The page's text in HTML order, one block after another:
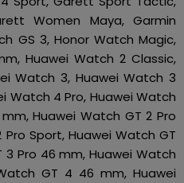
Women Maya, Garmin
GS 3, Honor Watch Magic,
Huawei Watch 2 Classic,
Watch 3, Huawei Watch 3
Watch 4 Pro, Huawei Watch
Huawei Watch GT 2 Pro
Sport, Huawei Watch GT
Pro 46 mm, Huawei Watch
GT 4 46 mm, Huawei